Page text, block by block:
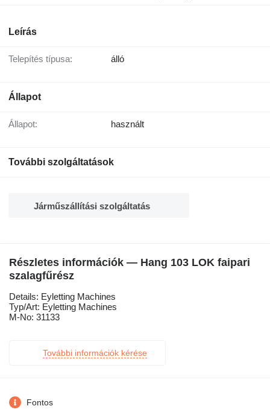
Leírás
Telepítés típusa: álló
Állapot
Állapot: használt
További szolgáltatások
Járműszállítási szolgáltatás
Részletes információk — Hang 103 LOK faipari
szalagfűrész
Details: Eyletting Machines
Typ/Art: Eyletting Machines
M-No: 31133
További információk kérése
Fontos